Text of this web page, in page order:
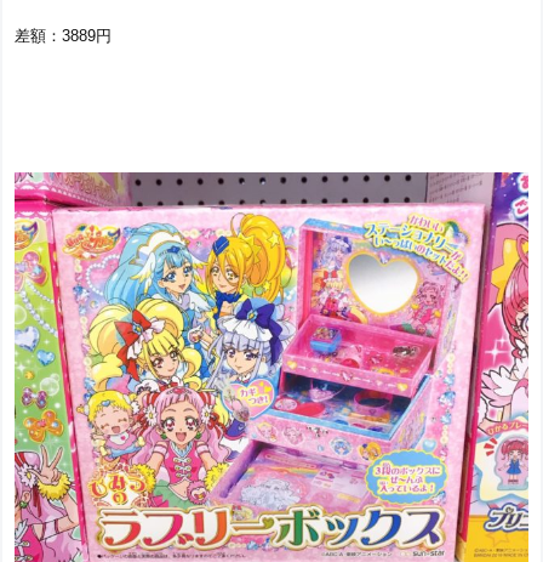
差額：3889円